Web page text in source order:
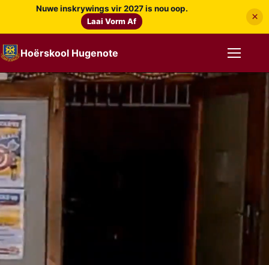
Nuwe inskrywings vir 2027 is nou oop.
Laai Vorm Af ×
Hoërskool Hugenote